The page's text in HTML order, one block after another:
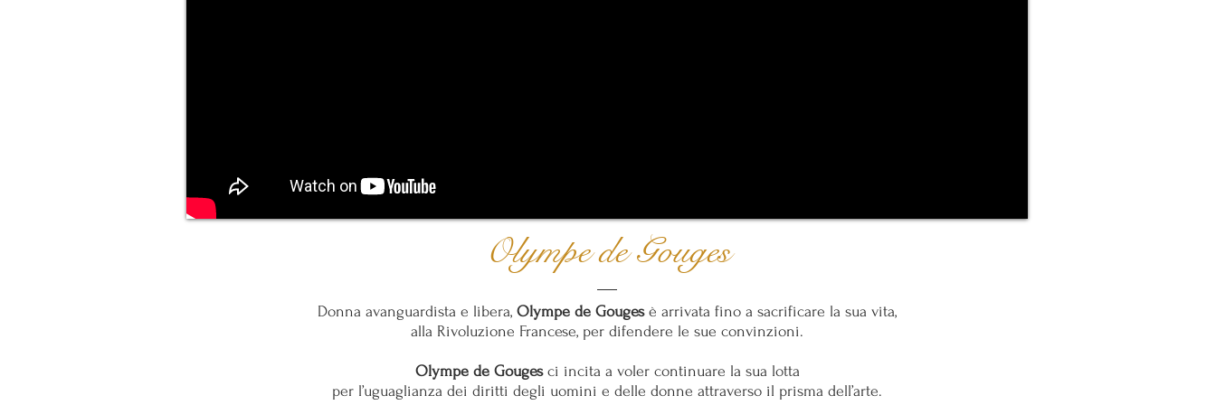
Olympe de Gouges
Donna avanguardista e libera, Olympe de Gougesè arrivata fino a sacrificare la sua vita,
alla Rivoluzione Francese, per difendere le sue convinzioni.
Olympe de Gougesci incita a voler continuare la sua lotta
per l’uguaglianza dei diritti degli uomini e delle donne attraverso il prisma dell’arte.